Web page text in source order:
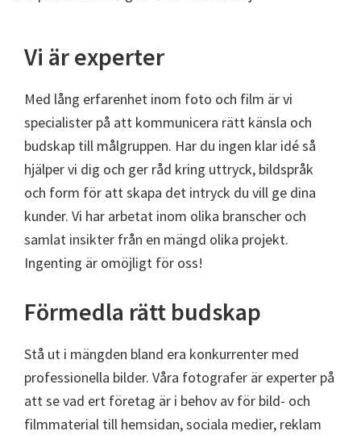
Vi är experter
Med lång erfarenhet inom foto och film är vi
specialister på att kommunicera rätt känsla och
budskap till målgruppen. Har du ingen klar idé så
hjälper vi dig och ger råd kring uttryck, bildspråk
och form för att skapa det intryck du vill ge dina
kunder. Vi har arbetat inom olika branscher och
samlat insikter från en mängd olika projekt.
Ingenting är omöjligt för oss!
Förmedla rätt budskap
Stå ut i mängden bland era konkurrenter med
professionella bilder. Våra fotografer är experter på
att se vad ert företag är i behov av för bild- och
filmmaterial till hemsidan, sociala medier, reklam